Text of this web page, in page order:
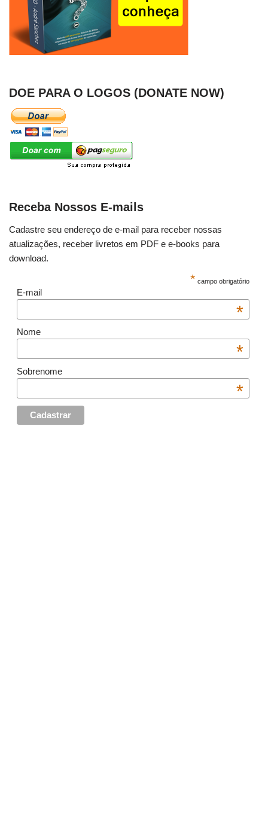
DOE PARA O LOGOS (DONATE NOW)
Receba Nossos E-mails
Cadastre seu endereço de e-mail para receber nossas
atualizações, receber livretos em PDF e e-books para
download.
* campo obrigatório
E-mail
*
Nome
*
Sobrenome
*